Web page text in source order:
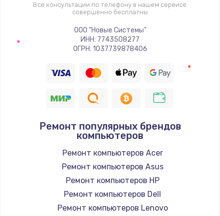
Все консультации по телефону в нашем сервисе
совершенно бесплатны
ООО "Новые Системы"
ИНН: 7743508277
ОГРН: 1037739878406
Ремонт популярных брендов
компьютеров
Ремонт компьютеров Acer
Ремонт компьютеров Asus
Ремонт компьютеров HP
Ремонт компьютеров Dell
Ремонт компьютеров Lenovo